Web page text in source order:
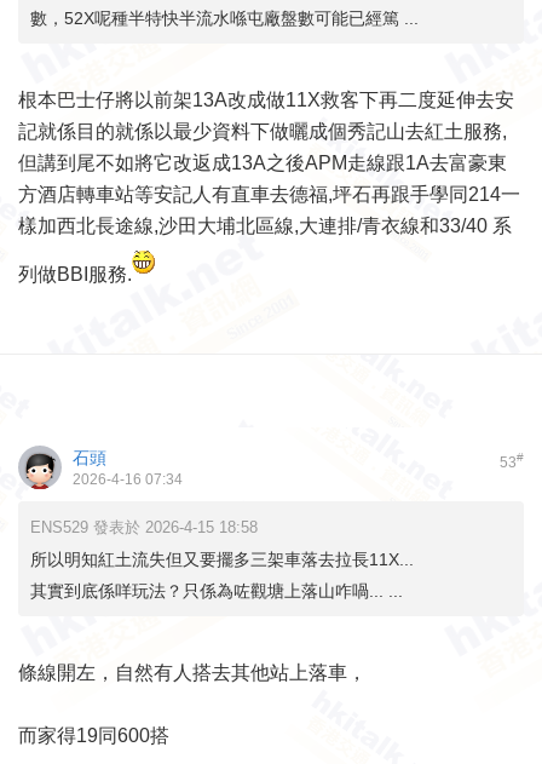
數，52X呢種半特快半流水喺屯廠盤數可能已經篤 ...
根本巴士仔將以前架13A改成做11X救客下再二度延伸去安
記就係目的就係以最少資料下做曬成個秀記山去紅土服務,
但講到尾不如將它改返成13A之後APM走線跟1A去富豪東
方酒店轉車站等安記人有直車去德福,坪石再跟手學同214一
樣加西北長途線,沙田大埔北區線,大連排/青衣線和33/40 系
列做BBI服務.
53#
石頭
2026-4-16 07:34
ENS529 發表於 2026-4-15 18:58
所以明知紅土流失但又要擺多三架車落去拉長11X...
其實到底係咩玩法？只係為咗觀塘上落山咋喎... ...
條線開左，自然有人搭去其他站上落車，
而家得19同600搭